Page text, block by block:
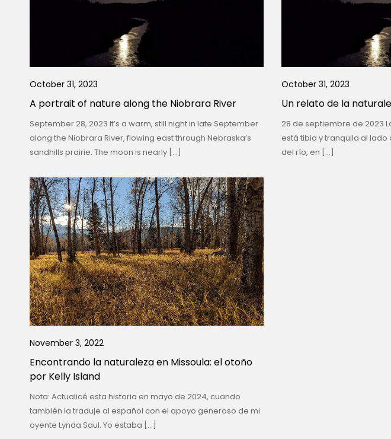
October 31, 2023
A portrait of nature along the Niobrara River
September 28, 2023 It’s a warm, still night in late September
along the Niobrara River, flowing east through Nebraska’s
sandhills prairie. The moon is nearly […]
October 31, 2023
Un relato de la
28 de septiembre de 2023
está tibia y tranquila al lado
del río, en […]
November 3, 2022
Encontrando la naturaleza en Missoula: el otoño
por Kelly Island
Nota: Actualicé esta historia en mayo de 2024, cuando
también la traduje al español con el apoyo generoso de mi
oyente Lynda Saul. Yo estaba […]